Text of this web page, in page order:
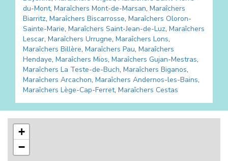
du-Mont, Maraîchers Mont-de-Marsan, Maraîchers
Biarritz, Maraîchers Biscarrosse, Maraîchers Oloron-
Sainte-Marie, Maraîchers Saint-Jean-de-Luz, Maraîchers
Lescar, Maraîchers Urrugne, Maraîchers Lons,
Maraîchers Billère, Maraîchers Pau, Maraîchers
Hendaye, Maraîchers Mios, Maraîchers Gujan-Mestras,
Maraîchers La Teste-de-Buch, Maraîchers Biganos,
Maraîchers Arcachon, Maraîchers Andernos-les-Bains,
Maraîchers Lège-Cap-Ferret, Maraîchers Cestas
+
−